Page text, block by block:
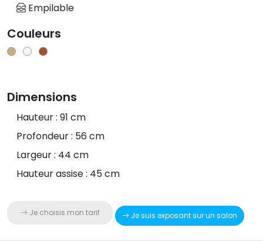
Empilable
Couleurs
Dimensions
Hauteur : 91 cm
Profondeur : 56 cm
Largeur : 44 cm
Hauteur assise : 45 cm
Je choisis mon tarif Je suis exposant sur un salon